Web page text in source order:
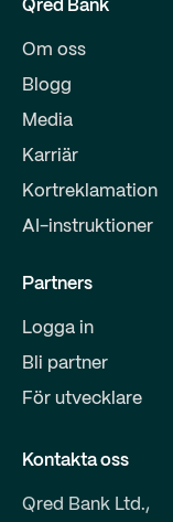
Qred Bank
Om oss
Blogg
Media
Karriär
Kortreklamation
AI-instruktioner
Partners
Logga in
Bli partner
För utvecklare
Kontakta oss
Qred Bank Ltd.,